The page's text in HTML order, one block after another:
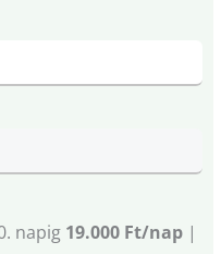
napig 19.000 Ft/nap |